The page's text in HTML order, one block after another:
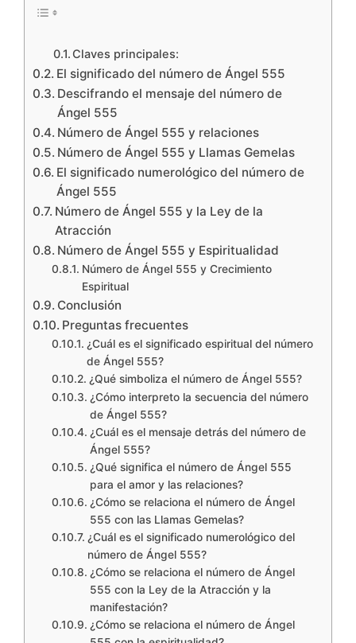
Claves principales:
El significado del número de Ángel 555
Descifrando el mensaje del número de
Ángel 555
Número de Ángel 555 y relaciones
Número de Ángel 555 y Llamas Gemelas
El significado numerológico del número de
Ángel 555
Número de Ángel 555 y la Ley de la
Atracción
Número de Ángel 555 y Espiritualidad
Número de Ángel 555 y Crecimiento
Espiritual
Conclusión
Preguntas frecuentes
¿Cuál es el significado espiritual del número
de Ángel 555?
¿Qué simboliza el número de Ángel 555?
¿Cómo interpreto la secuencia del número
de Ángel 555?
¿Cuál es el mensaje detrás del número de
Ángel 555?
¿Qué significa el número de Ángel 555
para el amor y las relaciones?
¿Cómo se relaciona el número de Ángel
555 con las Llamas Gemelas?
¿Cuál es el significado numerológico del
número de Ángel 555?
¿Cómo se relaciona el número de Ángel
555 con la Ley de la Atracción y la
manifestación?
¿Cómo se relaciona el número de Ángel